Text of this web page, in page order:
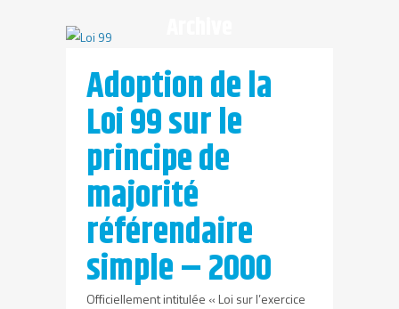
Adoption de la
Loi 99 sur le
principe de
majorité
référendaire
simple – 2000
Officiellement intitulée « Loi sur l’exercice